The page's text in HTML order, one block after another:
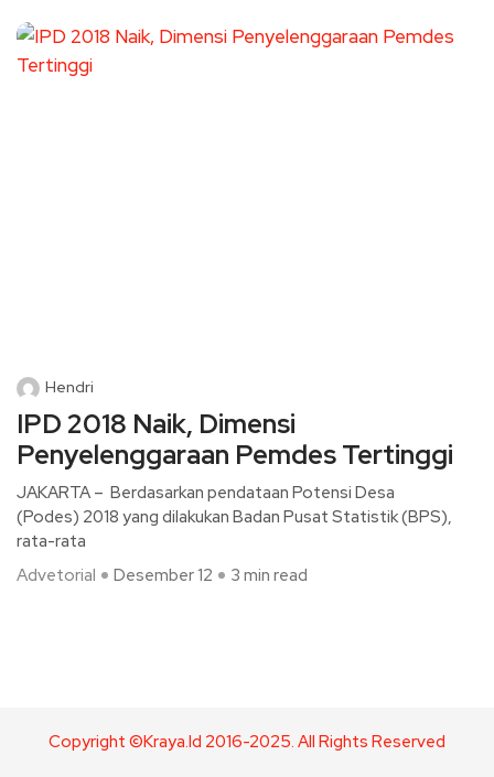
Hendri
IPD 2018 Naik, Dimensi
Penyelenggaraan Pemdes Tertinggi
JAKARTA – Berdasarkan pendataan Potensi Desa
(Podes) 2018 yang dilakukan Badan Pusat Statistik (BPS),
rata-rata
Advetorial
Desember 12 3 min read
Copyright ©Kraya.id 2016-2025. All Rights Reserved